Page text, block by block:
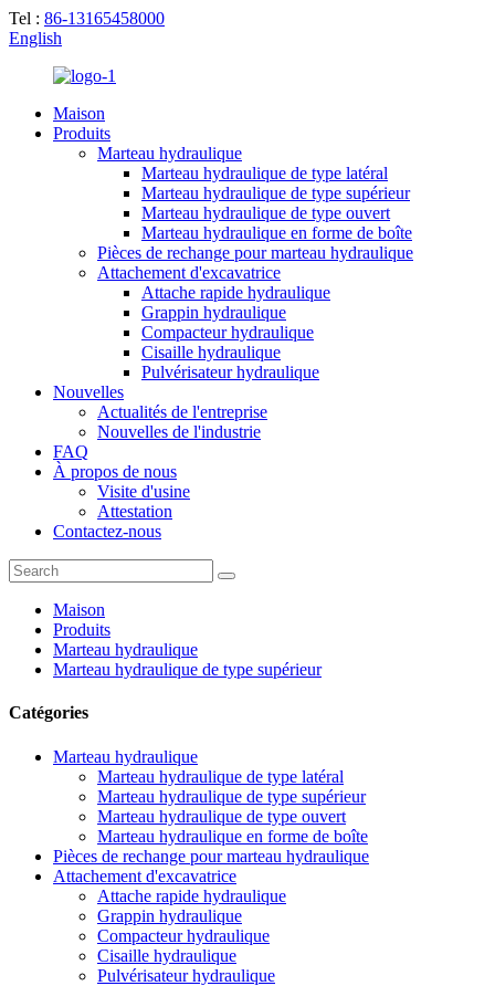
Tel : 86-13165458000
English
Maison
Produits
Marteau hydraulique
Marteau hydraulique de type latéral
Marteau hydraulique de type supérieur
Marteau hydraulique de type ouvert
Marteau hydraulique en forme de boîte
Pièces de rechange pour marteau hydraulique
Attachement d'excavatrice
Attache rapide hydraulique
Grappin hydraulique
Compacteur hydraulique
Cisaille hydraulique
Pulvérisateur hydraulique
Nouvelles
Actualités de l'entreprise
Nouvelles de l'industrie
FAQ
À propos de nous
Visite d'usine
Attestation
Contactez-nous
Maison
Produits
Marteau hydraulique
Marteau hydraulique de type supérieur
Catégories
Marteau hydraulique
Marteau hydraulique de type latéral
Marteau hydraulique de type supérieur
Marteau hydraulique de type ouvert
Marteau hydraulique en forme de boîte
Pièces de rechange pour marteau hydraulique
Attachement d'excavatrice
Attache rapide hydraulique
Grappin hydraulique
Compacteur hydraulique
Cisaille hydraulique
Pulvérisateur hydraulique